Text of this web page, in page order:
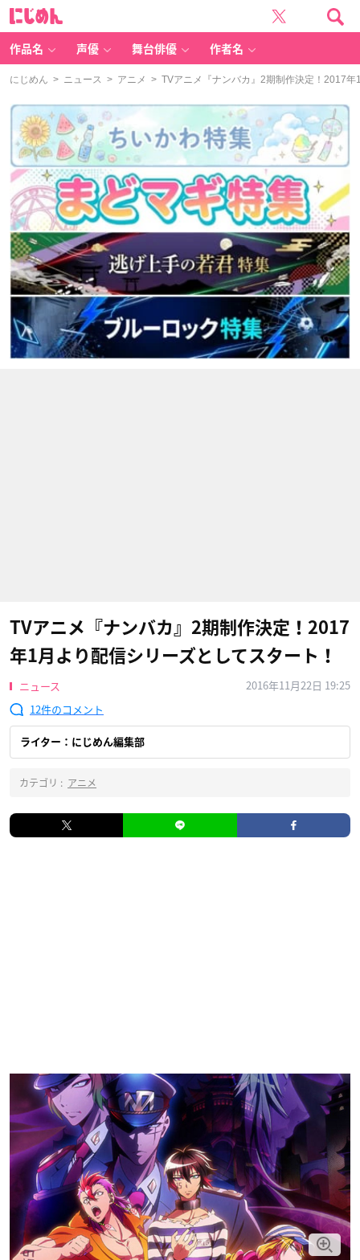
作品名 声優 舞台俳優 作者名
にじめん > ニュース > アニメ > TVアニメ『ナンバカ』2期制作決定！2017
TVアニメ『ナンバカ』2期制作決定！2017
年1月より配信シリーズとしてスタート！
ニュース
2016年11月22日 19:25
12
ライター：にじめん編集部
カテゴリ : アニメ